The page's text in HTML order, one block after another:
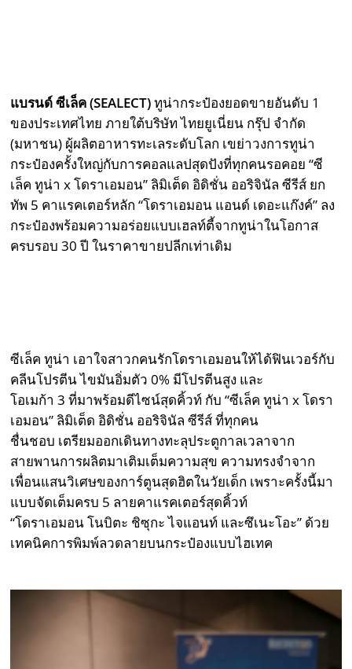
แบรนด์ ซีเล็ค (SEALECT)ทูน่ากระป๋องยอดขายอันดับ 1
ของประเทศไทย ภายใต้บริษัท ไทยยูเนี่ยน กรุ๊ป จำกัด
(มหาชน) ผู้ผลิตอาหารทะเลระดับโลก เขย่าวงการทูน่า
กระป๋องครั้งใหญ่กับการคอลแลปสุดปังที่ทุกคนรอคอย “ซี
เล็ค ทูน่า x โดราเอมอน” ลิมิเต็ด อิดิชั่น ออริจินัล ซีรีส์ ยก
ทัพ 5 คาแรคเตอร์หลัก “โดราเอมอน แอนด์ เดอะแก๊งค์” ลง
กระป๋องพร้อมความอร่อยแบบเฮลท์ตี้จากทูน่าในโอกาส
ครบรอบ 30 ปี ในราคาขายปลีกเท่าเดิม
ซีเล็ค ทูน่า เอาใจสาวกคนรักโดราเอมอนให้ได้ฟินเวอร์กับ
คลีนโปรตีน ไขมันอิ่มตัว 0% มีโปรตีนสูง และ
โอเมก้า 3 ที่มาพร้อมดีไซน์สุดคิ้วท์ กับ “ซีเล็ค ทูน่า x โดรา
เอมอน” ลิมิเต็ด อิดิชั่น ออริจินัล ซีรีส์ ที่ทุกคน
ชื่นชอบ เตรียมออกเดินทางทะลุประตูกาลเวลาจาก
สายพานการผลิตมาเติมเต็มความสุข ความทรงจำจาก
เพื่อนแสนวิเศษของการ์ตูนสุดฮิตในวัยเด็ก เพราะครั้งนี้มา
แบบจัดเต็มครบ 5 ลายคาแรคเตอร์สุดคิ้วท์
“โดราเอมอน โนบิตะ ชิซุกะ ไจแอนท์ และซึเนะโอะ” ด้วย
เทคนิคการพิมพ์ลวดลายบนกระป๋องแบบไฮเทค